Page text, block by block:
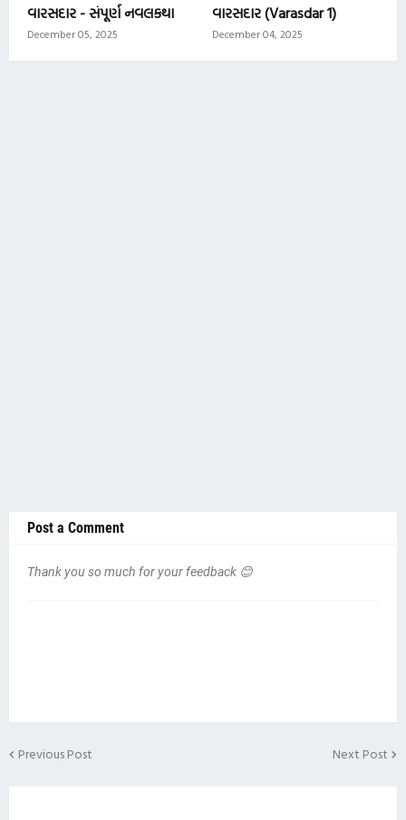
વારસદાર - સંપૂર્ણ નવલકથા
December 05, 2025
વારસદાર (Varasdar 1)
December 04, 2025
Post a Comment
Thank you so much for your feedback 😊
Previous Post Next Post